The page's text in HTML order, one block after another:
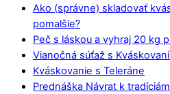
Ako (správne) skladovať
pomalšie?
Peč s láskou a vyhraj 20 kg
Vianočná súťaž s
Kváskovanie s Teleráne
Prednáška Návrat k